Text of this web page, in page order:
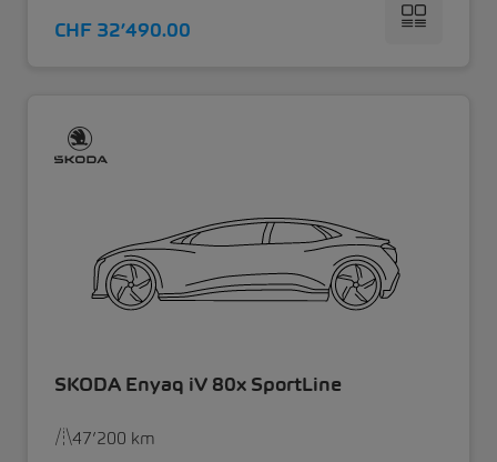
CHF 32’490.00
SKODA Enyaq iV 80x SportLine
47’200 km